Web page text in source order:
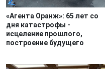
«Агента Оранж»: 65 лет со
дня катастрофы -
исцеление прошлого,
построение будущего